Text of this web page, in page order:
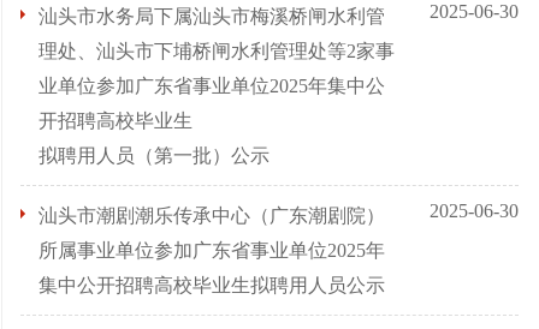
汕头市水务局下属汕头市梅溪桥闸水利管
理处、汕头市下埔桥闸水利管理处等2家事
业单位参加广东省事业单位2025年集中公
开招聘高校毕业生
拟聘用人员（第一批）公示
2025-06-30
汕头市潮剧潮乐传承中心（广东潮剧院）
所属事业单位参加广东省事业单位2025年
集中公开招聘高校毕业生拟聘用人员公示
2025-06-30